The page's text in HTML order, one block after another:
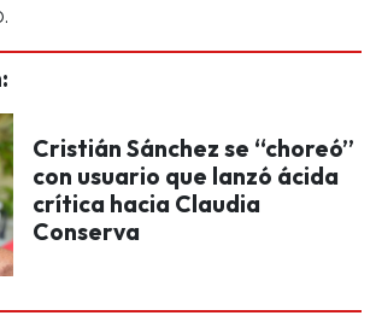
Cristián Sánchez se “choreó”
con usuario que lanzó ácida
crítica hacia Claudia
Conserva